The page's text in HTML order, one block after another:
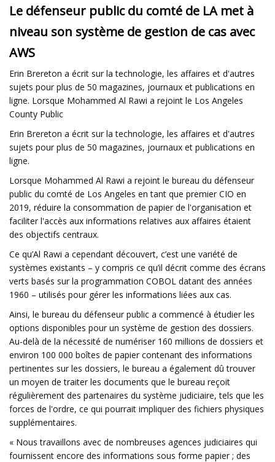
Le défenseur public du comté de LA met à
niveau son système de gestion de cas avec
AWS
Erin Brereton a écrit sur la technologie, les affaires et d'autres
sujets pour plus de 50 magazines, journaux et publications en
ligne. Lorsque Mohammed Al Rawi a rejoint le Los Angeles
County Public
Erin Brereton a écrit sur la technologie, les affaires et d'autres
sujets pour plus de 50 magazines, journaux et publications en
ligne.
Lorsque Mohammed Al Rawi a rejoint le bureau du défenseur
public du comté de Los Angeles en tant que premier CIO en
2019, réduire la consommation de papier de l'organisation et
faciliter l'accès aux informations relatives aux affaires étaient
des objectifs centraux.
Ce qu’Al Rawi a cependant découvert, c’est une variété de
systèmes existants – y compris ce qu’il décrit comme des écrans
verts basés sur la programmation COBOL datant des années
1960 – utilisés pour gérer les informations liées aux cas.
Ainsi, le bureau du défenseur public a commencé à étudier les
options disponibles pour un système de gestion des dossiers.
Au-delà de la nécessité de numériser 160 millions de dossiers et
environ 100 000 boîtes de papier contenant des informations
pertinentes sur les dossiers, le bureau a également dû trouver
un moyen de traiter les documents que le bureau reçoit
régulièrement des partenaires du système judiciaire, tels que les
forces de l'ordre, ce qui pourrait impliquer des fichiers physiques
supplémentaires.
« Nous travaillons avec de nombreuses agences judiciaires qui
fournissent encore des informations sous forme papier ; des